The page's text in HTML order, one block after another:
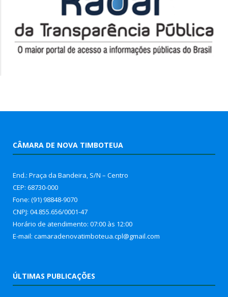
CÂMARA DE NOVA TIMBOTEUA
End.: Praça da Bandeira, S/N – Centro
CEP: 68730-000
Fone: (91) 98848-9070
CNPJ: 04.855.656/0001-47
Horário de atendimento: 07:00 às 12:00
E-mail: camaradenovatimboteua.cpl@gmail.com
ÚLTIMAS PUBLICAÇÕES